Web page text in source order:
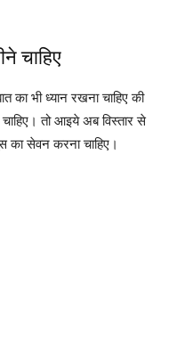
चाहिए
भी ध्यान रखना चाहिए की
तो आइये अब विस्तार से
का सेवन करना चाहिए।